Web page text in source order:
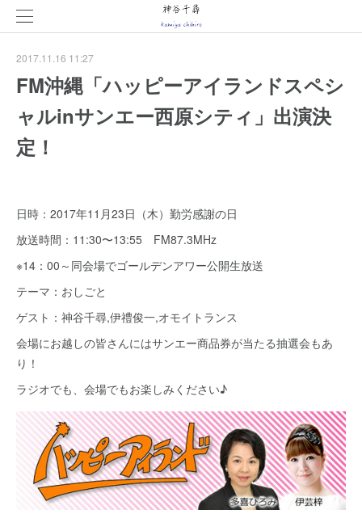
2017.11.16 11:27
FM沖縄「ハッピーアイランドスペシ
ャルinサンエー西原シティ」出演決
定！
日時：2017年11月23日（木）勤労感謝の日
放送時間：11:30〜13:55 FM87.3MHz
※14：00～同会場でゴールデンアワー公開生放送
テーマ：おしごと
ゲスト：神谷千尋,伊禮俊一,オモイトランス
会場にお越しの皆さんにはサンエー商品券が当たる抽選会もあ
り！
ラジオでも、会場でもお楽しみください♪